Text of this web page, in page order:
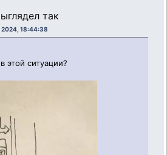
так
2024, 18:44:38
этой ситуации?